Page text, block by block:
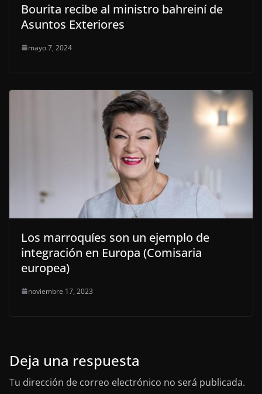
Bourita recibe al ministro bahreiní de
Asuntos Exteriores
mayo 7, 2024
Los marroquíes son un ejemplo de
integración en Europa (Comisaria
europea)
noviembre 17, 2023
Deja una respuesta
Tu dirección de correo electrónico no será publicada.